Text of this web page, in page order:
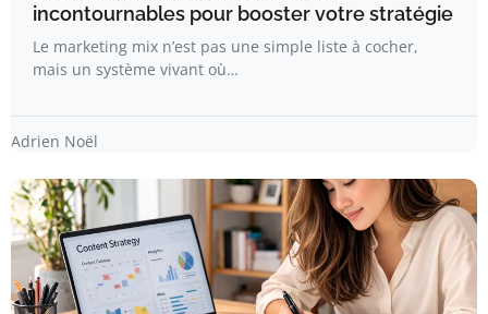
incontournables pour booster votre stratégie
Le marketing mix n’est pas une simple liste à cocher,
mais un système vivant où…
Adrien Noël